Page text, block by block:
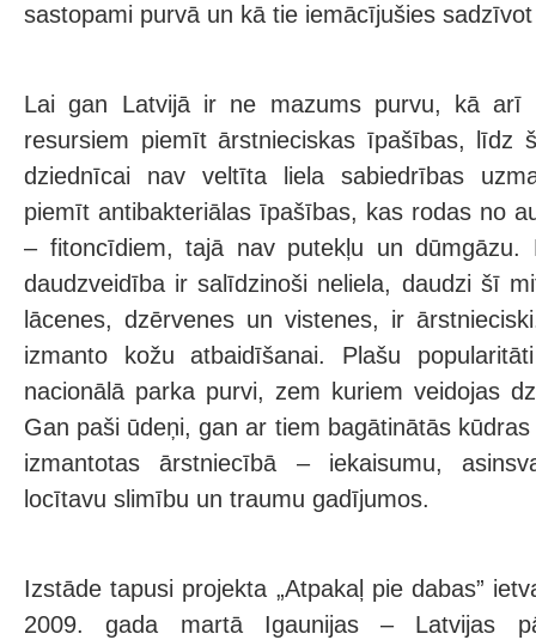
sastopami purvā un kā tie iemācījušies
Lai gan Latvijā ir ne mazums purvu, kā arī
resursiem piemīt ārstnieciskas īpašības, līdz
dziednīcai nav veltīta liela sabiedrības
piemīt antibakteriālas īpašības, kas rodas no
– fitoncīdiem, tajā nav putekļu un dūmgāzu.
daudzveidība ir salīdzinoši neliela, daudzi šī
lācenes, dzērvenes un vistenes, ir
izmanto kožu atbaidīšanai. Plašu
nacionālā parka purvi, zem kuriem veidojas
Gan paši ūdeņi, gan ar tiem bagātinātās
izmantotas ārstniecībā – iekaisumu,
locītavu slimību un traumu gadījumos.
Izstāde tapusi projekta „Atpakaļ pie dabas”
2009. gada martā Igaunijas – Latvijas